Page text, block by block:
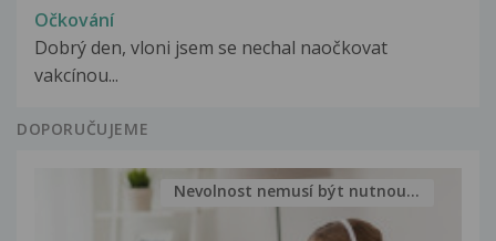
Očkování
Dobrý den, vloni jsem se nechal naočkovat
vakcínou...
DOPORUČUJEME
Nevolnost nemusí být nutnou...